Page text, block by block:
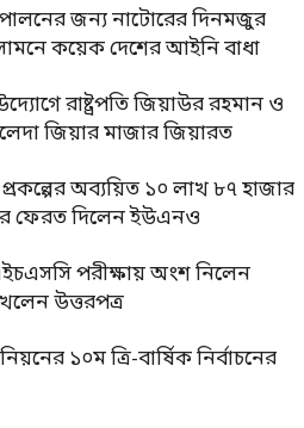
জন্য নাটোরের দিনমজুর
কয়েক দেশের আইনি বাধা
রাষ্ট্রপতি জিয়াউর রহমান ও
জিয়ার মাজার জিয়ারত
অব্যয়িত ১০ লাখ ৮৭ হাজার
ফেরত দিলেন ইউএনও
পরীক্ষায় অংশ নিলেন
উত্তরপত্র
১০ম ত্রি-বার্ষিক নির্বাচনের